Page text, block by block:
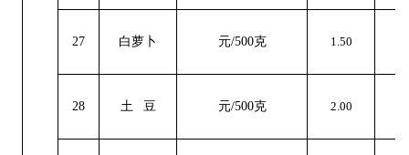
27 白萝卜 元/500克 1.50
28 土 豆 元/500克 2.00